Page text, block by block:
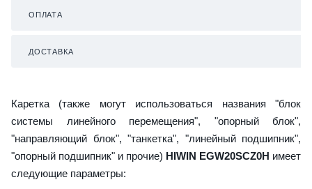
ОПЛАТА
ДОСТАВКА
Каретка (также могут использоваться названия "блок
системы линейного перемещения", "опорный блок",
"направляющий блок", "танкетка", "линейный подшипник",
"опорный подшипник" и прочие) HIWIN EGW20SCZ0H имеет
следующие параметры: